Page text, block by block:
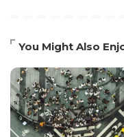
You Might Also